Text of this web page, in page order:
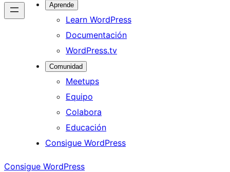
Aprende
Learn WordPress
Documentación
WordPress.tv
Comunidad
Meetups
Equipo
Colabora
Educación
Consigue WordPress
Consigue WordPress